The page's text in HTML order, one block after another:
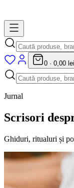
0 · 0,00 lei
Jurnal
Scrisori
Ghiduri, ritualuri și